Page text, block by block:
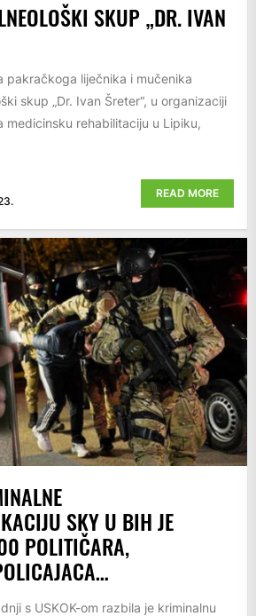
SKUP „DR. IVAN
pakračkoga liječnika i mučenika
skup „Dr. Ivan Šreter“, u organizaciji
medicinsku rehabilitaciju u Lipiku,
READ MORE
SKY U BIH JE
POLITIČARA,
s USKOK-om razbila je kriminalnu